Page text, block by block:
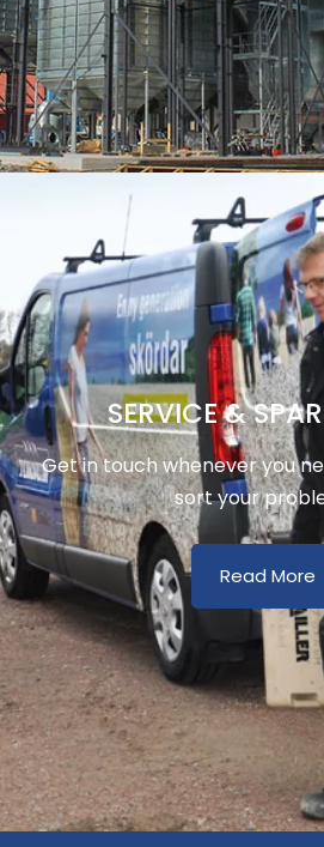
SERVICE &
Get in touch whenever you
sort your
Read More